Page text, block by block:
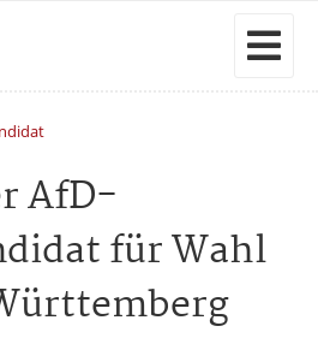
AfD-
für Wahl